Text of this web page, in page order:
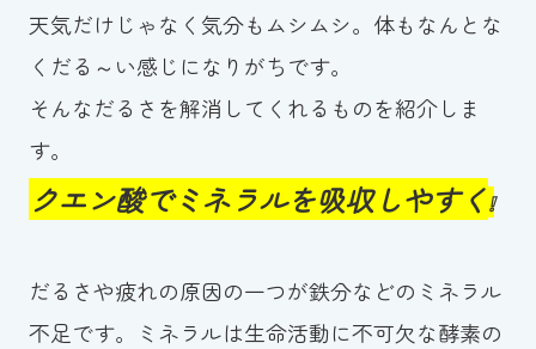
Tel.098-863-7264
平日 9:00～22:00｜土祝 9:00～21:00
メールでお問い合わせ
体験申し込みはこちら!
天気だけじゃなく気分もムシムシ。体もなんとな
くだる～い感じになりがちです。
そんなだるさを解消してくれるものを紹介しま
す。
クエン酸でミネラルを吸収しやすく❕
だるさや疲れの原因の一つが鉄分などのミネラル
不足です。ミネラルは生命活動に不可欠な酵素の